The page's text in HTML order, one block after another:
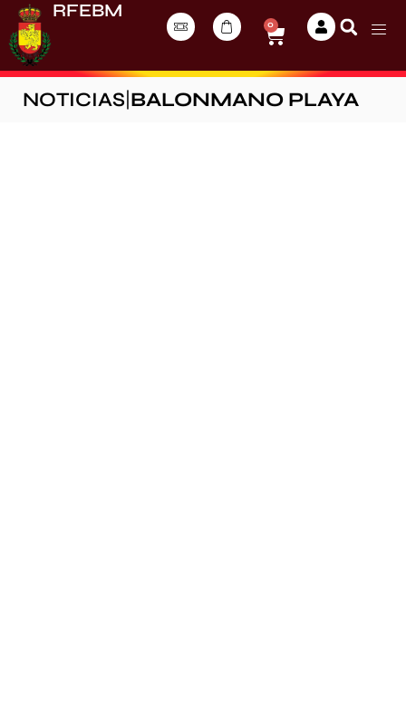
RFEBM
0
NOTICIAS BALONMANO PLAYA